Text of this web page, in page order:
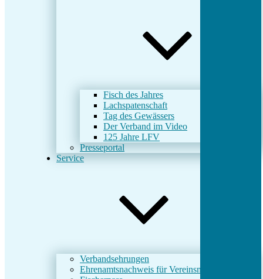
Fisch des Jahres
Lachspatenschaft
Tag des Gewässers
Der Verband im Video
125 Jahre LFV
Presseportal
Service
Verbandsehrungen
Ehrenamtsnachweis für Vereinsmitarbeiter